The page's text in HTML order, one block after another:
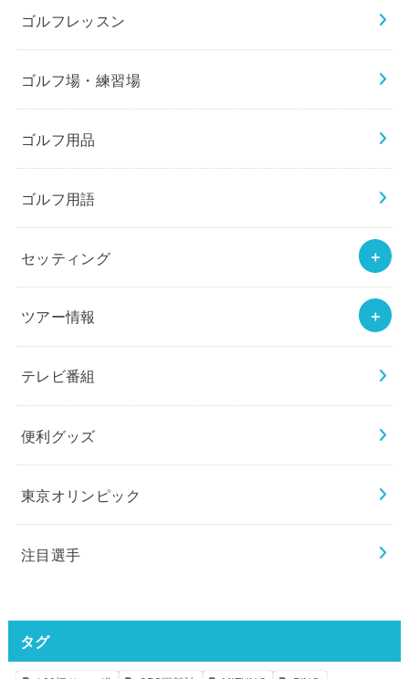
ゴルフレッスン
ゴルフ場・練習場
ゴルフ用品
ゴルフ用語
セッティング
ツアー情報
テレビ番組
便利グッズ
東京オリンピック
注目選手
タグ